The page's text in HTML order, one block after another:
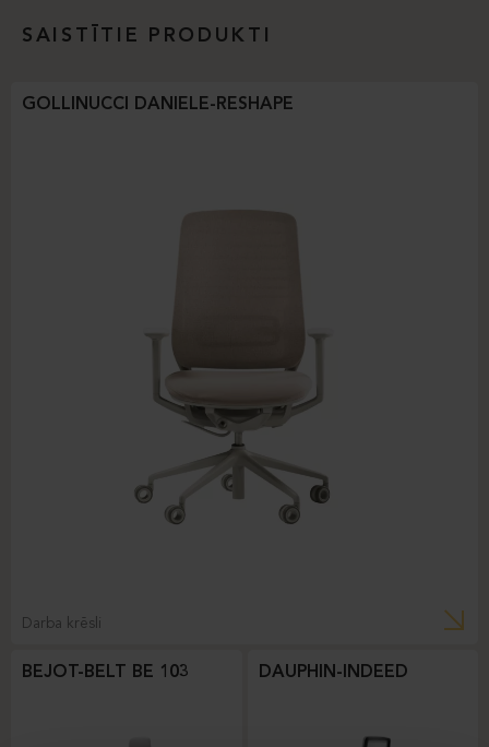
SAISTĪTIE PRODUKTI
GOLLINUCCI DANIELE-RESHAPE
Darba krēsli
BEJOT-BELT BE 103 DAUPHIN-INDEED